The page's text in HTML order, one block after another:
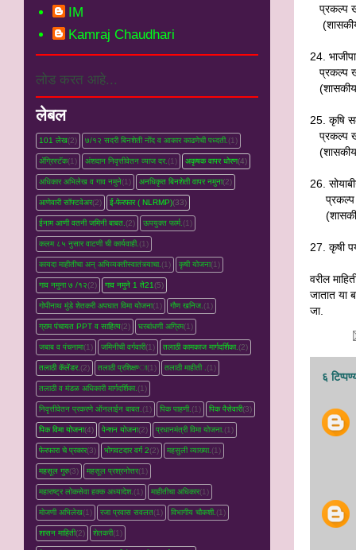
प्रकल्प
24.
प्रकल्प
25. कृषि
प्रकल्प
26.
प्रकल्प
27. कृषी
वरील
जातात या
जा.
६
IM
Kamraj Chaudhari
लोड करत आहे...
लेबल
101 लेख(2) ७/१२ सदरी बिनशेती नोंद व आकार काढणेची पध्दती.(1)
ॲग्रिस्टॅक(1) अंशदान निवृत्तीवेतन व्‍याज दर.(1) अकृषक वापर धोरण(4)
अधिकार अभिलेख व गाव नमुने(1) अनधिकृत बिनशेती वापर नमुना(2)
आणेवारी सॉफ्टवेअर(2) ई-फेरफार ( NLRMP)(33)
ईनाम आणी वतनी जमिनी बाबत.(2) ऊपयुक्त फार्म.(1)
कलम ८५ नुसार वाटणी ची कार्यवाही.(1)
कायदा माहीतीचा अन् अभिव्यक्तीस्वातंत्र्याचा.(1) कृषी योजना(1)
गाव नमुना ७ /१२(2) गाव नमुने 1 ते21(5)
गोपीनाथ मुंडे शेतकरी अपघात विमा योजना(1) गौण खनिज.(1)
ग्राम पंचायत PPT व साहित्य(2) घरबांधणी अग्रिम(1)
जबाब व पंचनामा(1) जमिनीची वर्गवारी(1) तलाठी कामकाज मार्गदर्शिका.(2)
तलाठी कॅलेंडर.(2) तलाठी प्रशिक्षण्‍ा(1) तलाठी माहीती .(1)
तलाठी व मंडळ अधिकारी मार्गदर्शिका.(1)
निवृत्तीवेतन प्रकरणे ऑनलाईन बाबत.(1) पिक पाहणी.(1) पिक पैसेवारी(3)
पिक विमा योजना(4) पेन्शन योजना(2) प्रधानमंत्री विमा योजना.(1)
फेरफारा चे प्रकार(3) भोगवटदार वर्ग 2(2) महसुली व्‍याख्‍या.(1)
महसूल गुरु(3) महसूल प्रश्रनोत्तर(1)
महाराष्ट्र लोकसेवा हक्क अध्यादेश.(1) माहीतीचा अधिकार(1)
मोजणी अभिलेख(1) रजा प्रवास सवलत(1) विभागीय चौकशी.(1)
शासन माहिती(2) शेतकरी(1)